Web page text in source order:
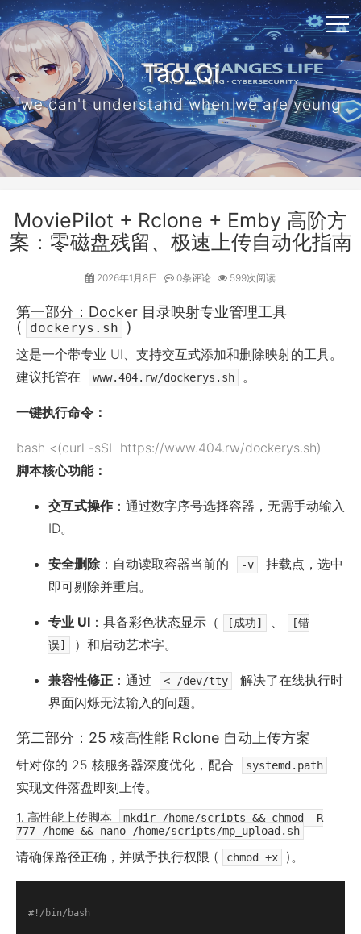
Tao_Qi
we can't understand when we are young
MoviePilot + Rclone + Emby 高阶方
案：零磁盘残留、极速上传自动化指南
2026年1月8日 0条评论 599次阅读
第一部分：Docker 目录映射专业管理工具
(
dockerys.sh )
这是一个带专业 UI、支持交互式添加和删除映射的工具。
建议托管在
www.404.rw/dockerys.sh 。
一键执行命令：
bash <(curl -sSL https://www.404.rw/dockerys.sh)
脚本核心功能：
交互式操作 ：通过数字序号选择容器，无需手动输入
ID。
安全删除：自动读取容器当前的 -v
挂载点，选中
即可剔除并重启。
专业 UI ：具备彩色状态显示（ [成功] 、
[错
误]
）和启动艺术字。
兼容性修正 ：通过 < /dev/tty
解决了在线执行时
界面闪烁无法输入的问题。
第二部分：25 核高性能 Rclone 自动上传方案
针对你的 25 核服务器深度优化，配合 systemd.path
实现文件落盘即刻上传。
1. 高性能上传脚本
mkdir /home/scripts && chmod -R
777 /home && nano /home/scripts/mp_upload.sh
请确保路径正确，并赋予执行权限 ( chmod +x )。